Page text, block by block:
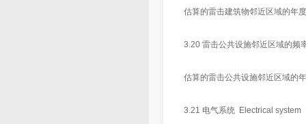
估算的雷击建筑物邻近区域的年
3.20 雷击公共设施邻近区域的
估算的雷击公共设施邻近区域的
3.21 电气系统 Electrical system